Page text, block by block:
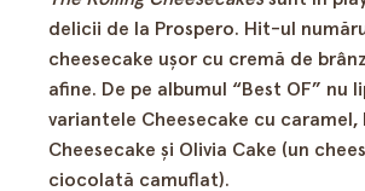
delicii de la Prospero. Hit-ul
cheesecake ușor cu cremă de
afine. De pe albumul “Best OF” nu
variantele Cheesecake cu caramel,
Cheesecake şi Olivia Cake (un
ciocolată camuflat).